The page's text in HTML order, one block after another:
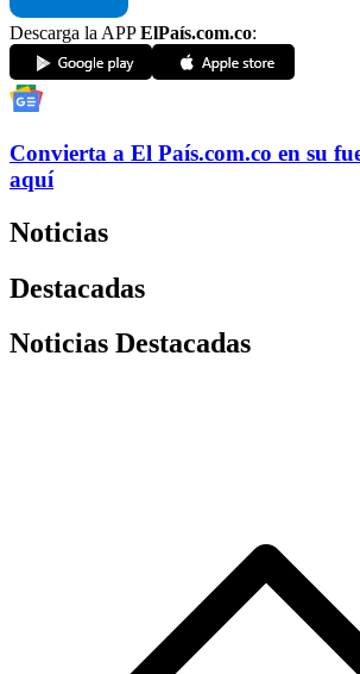
Descarga la APPElPaís.com.co:
Convierta a El País.com.co en su
aquí
Noticias
Destacadas
Noticias Destacadas